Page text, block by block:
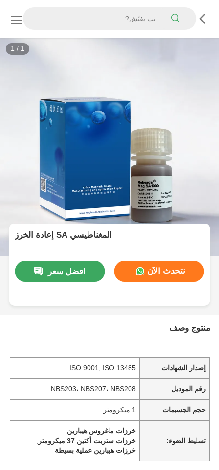
1 / 1
إعادة الخرز SA المغناطيسي
افضل سعر نتحدث الآن
منتوج وصف
إصدار الشهادات ISO 9001, ISO 13485
رقم الموديل NBS203، NBS207، NBS208
حجم الجسيمات 1 ميكرومتر
تسليط الضوء:
خرزات ماغروس هيبارين
خرزات ستربت أكتين 37 ميكرومتر
خرزات هيبارين عملية بسيطة